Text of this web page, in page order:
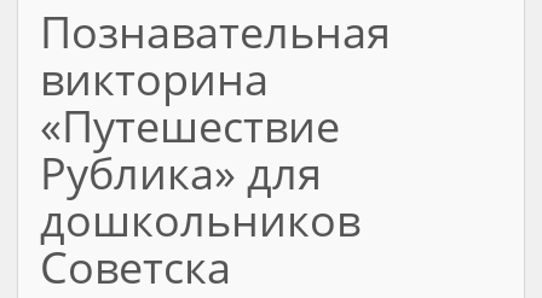
Познавательная
викторина
«Путешествие
Рублика» для
дошкольников
Советска